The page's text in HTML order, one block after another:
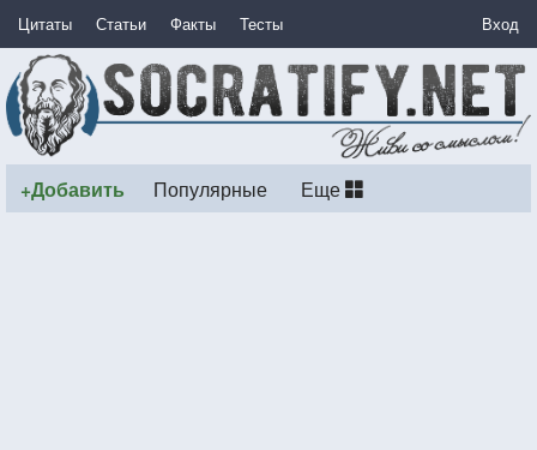
Цитаты Статьи Факты Тесты Вход
+Добавить Популярные Еще